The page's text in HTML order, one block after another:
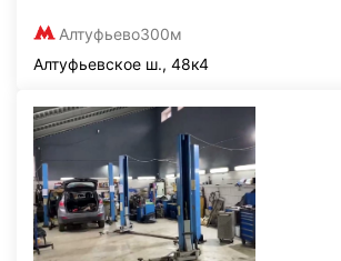
Алтуфьево300м
Алтуфьевское ш., 48к4